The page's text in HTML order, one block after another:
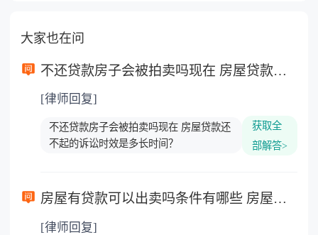
大家也在问
不还贷款房子会被拍卖吗现在 房屋贷款还不起的诉讼时效是多长时间？
[律师回复]
不还贷款房子会被拍卖吗现在 房屋贷款还
不起的诉讼时效是多长时间？
获取全
部解答>
房屋有贷款可以出卖吗条件有哪些 房屋贷款还不起的诉讼时效是多久？
[律师回复]